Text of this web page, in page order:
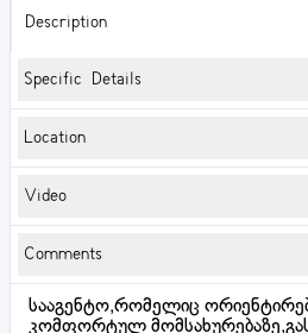
Description
Specific Details
Location
Video
Comments
სააგენტო,რომელიც
კომფორტულ